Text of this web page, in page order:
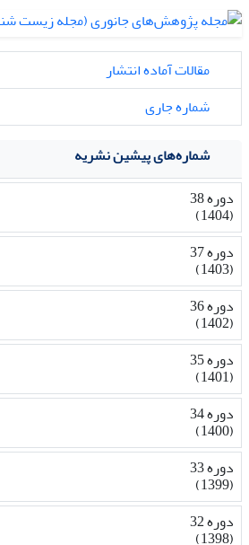
مقالات آماده انتشار
شماره جاری
شماره‌های پیشین نشریه
دوره 38
(1404)
دوره 37
(1403)
دوره 36
(1402)
دوره 35
(1401)
دوره 34
(1400)
دوره 33
(1399)
دوره 32
(1398)